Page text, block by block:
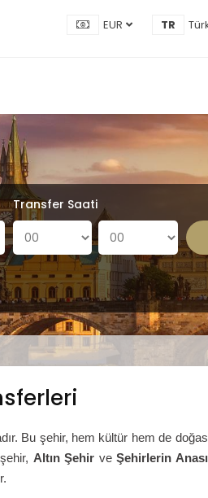
EUR TR
Transfer Saati
Bu şehir, hem kültür hem de
Altın Şehir veŞehirlerin Anası